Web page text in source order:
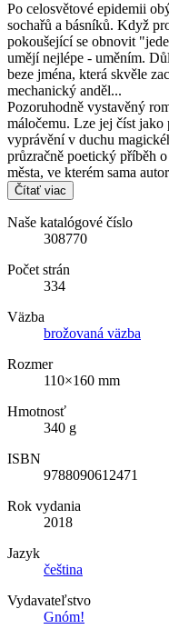
Po celosvětové epidemii
sochařů a básníků. Když
pokoušející se obnovit
umějí nejlépe - uměním.
beze jména, která skvěle
mechanický anděl...
Pozoruhodně vystavěný
máločemu. Lze jej číst
vyprávění v duchu
průzračně poetický příběh
města, ve kterém sama
Čítať viac
Naše katalógové číslo
308770
Počet strán
334
Väzba
brožovaná väzba
Rozmer
110×160 mm
Hmotnosť
340 g
ISBN
9788090612471
Rok vydania
2018
Jazyk
čeština
Vydavateľstvo
Gnóm!